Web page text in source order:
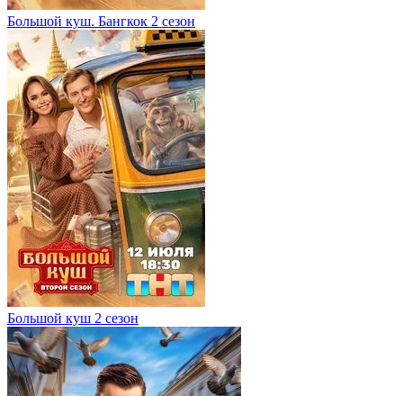
Большой куш. Бангкок 2 сезон
Большой куш 2 сезон